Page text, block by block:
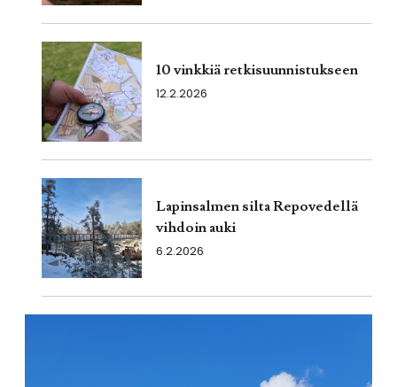
10 vinkkiä retkisuunnistukseen
12.2.2026
Lapinsalmen silta Repovedellä
vihdoin auki
6.2.2026